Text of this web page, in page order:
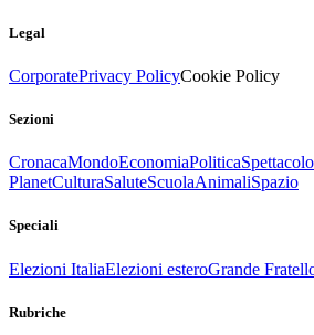
Legal
CorporatePrivacy PolicyCookie Policy
Sezioni
CronacaMondoEconomiaPoliticaSpettacolo
PlanetCulturaSaluteScuolaAnimaliSpazio
Speciali
Elezioni ItaliaElezioni esteroGrande
Rubriche